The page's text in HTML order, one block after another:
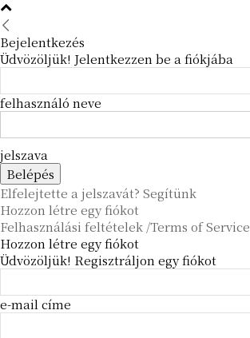
Bejelentkezés
Üdvözöljük! Jelentkezzen be a fiókjába
felhasználó neve
jelszava
Elfelejtette a jelszavát? Segítünk
Hozzon létre egy fiókot
Felhasználási feltételek /Terms of Service
Hozzon létre egy fiókot
Üdvözöljük! Regisztráljon egy fiókot
e-mail címe